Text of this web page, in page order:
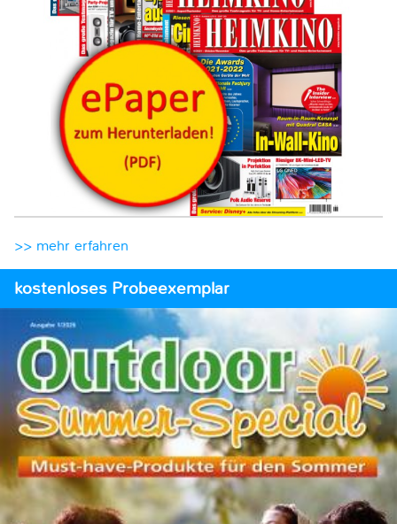
>> mehr erfahren
kostenloses Probeexemplar